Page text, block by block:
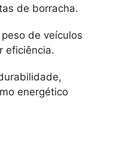
de borracha.
de veículos
eficiência.
energético